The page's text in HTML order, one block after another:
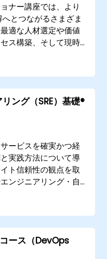
ナー講座では、より
とつながるさまざま
適な人材選定や価値
ス構築、そして現時
スキルお
最近組織変革を行っ
計されています。
ング（SRE）基礎®
ービスを確実かつ経
実践方法について導
ト信頼性の観点を取
ンジニアリング・自
ース（DevOps